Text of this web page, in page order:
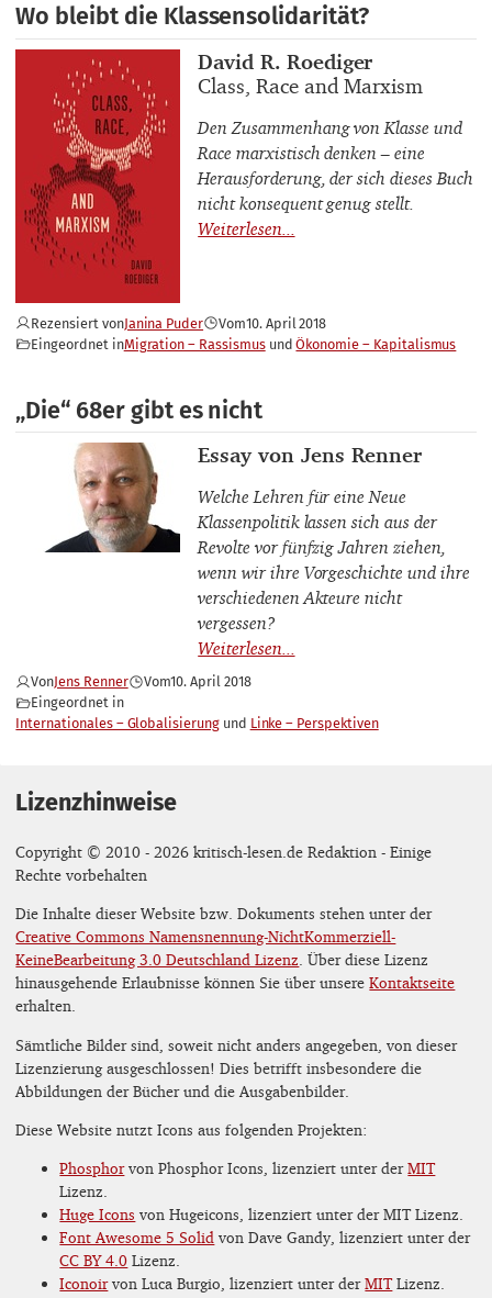
Wo bleibt die Klassensolidarität?
Buchautor_innen
David R. Roediger
Buchtitel
Class, Race and Marxism
Den Zusammenhang von Klasse und
Race marxistisch denken – eine
Herausforderung, der sich dieses Buch
nicht konsequent genug stellt.
Rezensiert vonJanina Puder Vom10. April 2018
Eingeordnet inMigration – Rassismus Ökonomie – Kapitalismus
„Die“ 68er gibt es nicht
Thema
Essay von Jens Renner
Welche Lehren für eine Neue
Klassenpolitik lassen sich aus der
Revolte vor fünfzig Jahren ziehen,
wenn wir ihre Vorgeschichte und ihre
verschiedenen Akteure nicht
vergessen?
VonJens Renner Vom10. April 2018
Eingeordnet in
Internationales – Globalisierung
Linke – Perspektiven
Lizenzhinweise
Copyright © 2010 - 2026 kritisch-lesen.de Redaktion - Einige
Rechte vorbehalten
Die Inhalte dieser Website bzw. Dokuments stehen unter der
Creative Commons Namensnennung-NichtKommerziell-
KeineBearbeitung 3.0 Deutschland Lizenz . Über diese Lizenz
hinausgehende Erlaubnisse können Sie über unsereKontaktseite
erhalten.
Sämtliche Bilder sind, soweit nicht anders angegeben, von dieser
Lizenzierung ausgeschlossen! Dies betrifft insbesondere die
Abbildungen der Bücher und die Ausgabenbilder.
Diese Website nutzt Icons aus folgenden Projekten:
Phosphorvon Phosphor Icons, lizenziert unter derMIT
Lizenz.
Huge Icons von Hugeicons, lizenziert unter der MIT Lizenz.
Font Awesome 5 Solid von Dave Gandy, lizenziert unter der
CC BY 4.0 Lizenz.
Iconoirvon Luca Burgio, lizenziert unter derMITLizenz.